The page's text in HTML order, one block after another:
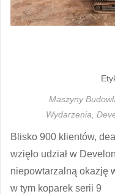
Maszyny
Wydarzenia,
Blisko 900 klientów,
wzięło udział w
niepowtarzalną okazję
w tym koparek serii 9